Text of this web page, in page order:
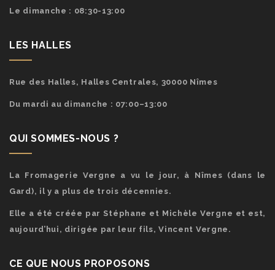
Le dimanche : 08:30-13:00
LES HALLES
Rue des Halles, Halles Centrales, 30000 Nîmes
Du mardi au dimanche : 07:00–13:00
QUI SOMMES-NOUS ?
La Fromagerie Vergne a vu le jour, à Nîmes (dans le
Gard), il y a plus de trois décennies.
Elle a été créée par Stéphane et Michèle Vergne et est,
aujourd’hui, dirigée par leur fils, Vincent Vergne.
CE QUE NOUS PROPOSONS